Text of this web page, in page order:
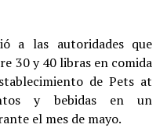
a las autoridades que
30 y 40 libras en comida
de Pets at
y bebidas en un
el mes de mayo.